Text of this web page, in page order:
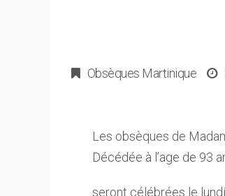
Obsèques Martinique
Les obsèques de
Décédée à l’age de 93
seront célébrées le